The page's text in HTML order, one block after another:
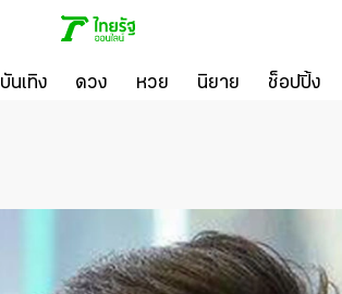
บันเทิง ดวง หวย นิยาย ช็อปปิ้ง